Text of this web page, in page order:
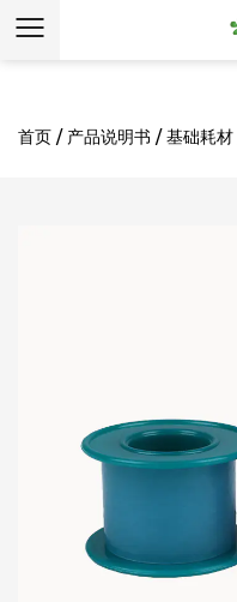
首页 / 产品说明书 /基础耗材